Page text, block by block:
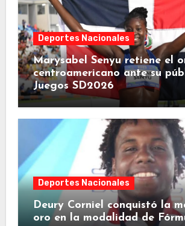
Deportes Nacionales
Marysabel Senyu retiene el
centroamericano ante su
Juegos SD2026
Deportes Nacionales
Deury Corniel conquistó la
oro en la modalidad de